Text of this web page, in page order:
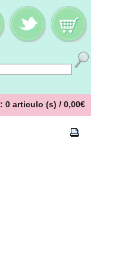
: 0 articulo (s) / 0,00€